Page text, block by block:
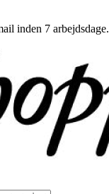
inden 7 arbejdsdage.